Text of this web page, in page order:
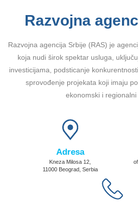
Razvojna
Razvojna agencija Srbije (RAS) je
koja nudi širok spektar usluga,
investicijama, podsticanje
sprovođenje projekata koji imaju
ekonomski i regionalni
Adresa
Kneza Milosa 12,
11000 Beograd, Serbia